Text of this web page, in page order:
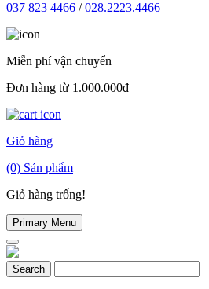
037 823 4466 /028.2223.4466
Miễn phí vận chuyển
Đơn hàng từ 1.000.000đ
Giỏ hàng
(0) Sản phẩm
Giỏ hàng trống!
Primary Menu